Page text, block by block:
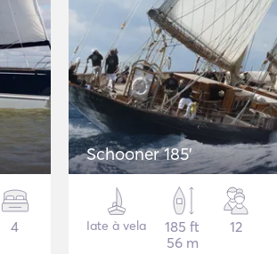
4
Schooner 185'
Iate à vela
185 ft
56 m
12